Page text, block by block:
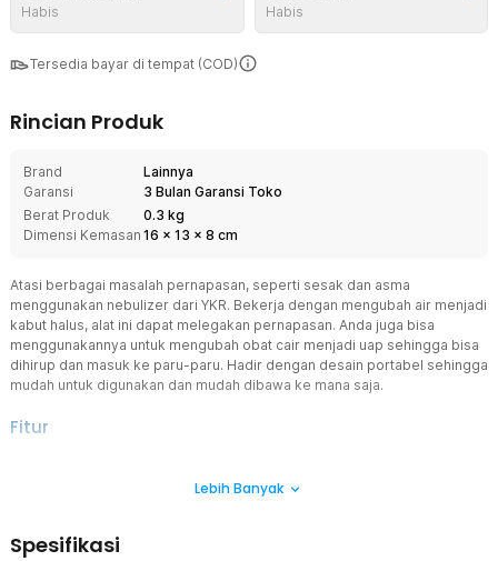
Habis Habis
Tersedia bayar di tempat (COD)
Rincian Produk
Brand
Lainnya
Garansi
3 Bulan Garansi Toko
Berat Produk
0.3 kg
Dimensi Kemasan 16 x 13 x 8 cm
Atasi berbagai masalah pernapasan, seperti sesak dan asma
menggunakan nebulizer dari YKR. Bekerja dengan mengubah air menjadi
kabut halus, alat ini dapat melegakan pernapasan. Anda juga bisa
menggunakannya untuk mengubah obat cair menjadi uap sehingga bisa
dihirup dan masuk ke paru-paru. Hadir dengan desain portabel sehingga
mudah untuk digunakan dan mudah dibawa ke mana saja.
Fitur
Menggunakan teknologi mesh nebulizer yang menghasilkan uap
meredakan gejala asma, bronkitis, hingga flu. Memberikan sensasi
Lebih Banyak
Spesifikasi